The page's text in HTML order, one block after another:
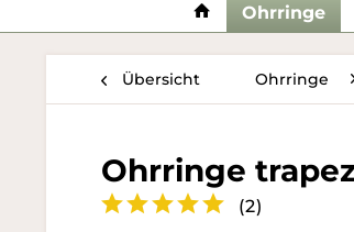
Ohrringe
Übersicht Ohrringe
Ohrringe
(2)